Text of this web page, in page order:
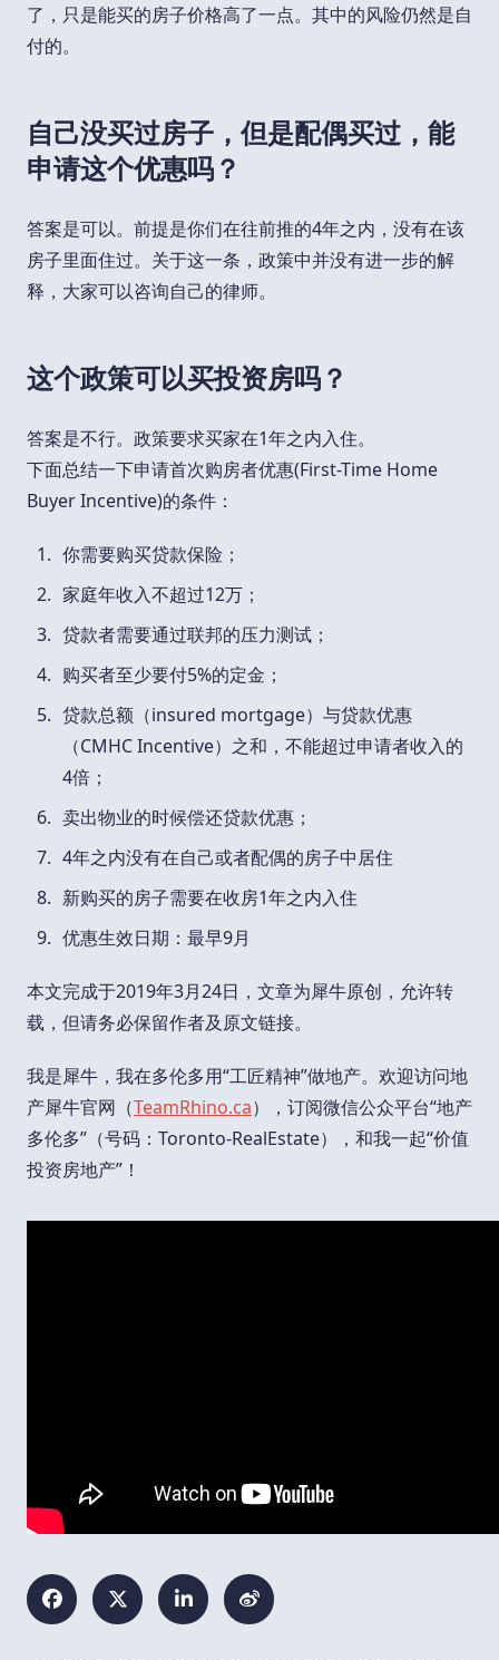
了，只是能买的房子价格高了一点。其中的风险仍然是自
付的。
自己没买过房子，但是配偶买过，能
申请这个优惠吗？
答案是可以。前提是你们在往前推的4年之内，没有在该
房子里面住过。关于这一条，政策中并没有进一步的解
释，大家可以咨询自己的律师。
这个政策可以买投资房吗？
答案是不行。政策要求买家在1年之内入住。
下面总结一下申请首次购房者优惠(First-Time Home
Buyer Incentive)的条件：
你需要购买贷款保险；
家庭年收入不超过12万；
贷款者需要通过联邦的压力测试；
购买者至少要付5%的定金；
贷款总额（insured mortgage）与贷款优惠
（CMHC Incentive）之和，不能超过申请者收入的
4倍；
卖出物业的时候偿还贷款优惠；
4年之内没有在自己或者配偶的房子中居住
新购买的房子需要在收房1年之内入住
优惠生效日期：最早9月
本文完成于2019年3月24日，文章为犀牛原创，允许转
载，但请务必保留作者及原文链接。
我是犀牛，我在多伦多用“工匠精神”做地产。欢迎访问地
产犀牛官网（TeamRhino.ca），订阅微信公众平台“地产
多伦多”（号码：Toronto-RealEstate），和我一起“价值
投资房地产”！